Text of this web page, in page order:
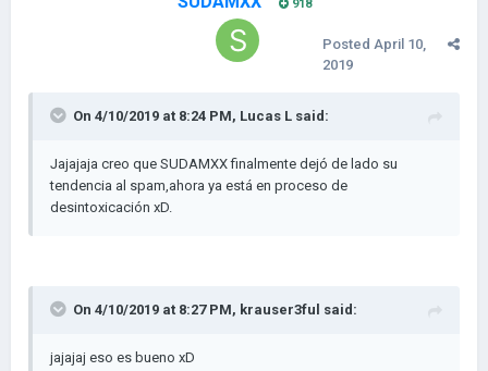
918
Posted April 10,
2019
On 4/10/2019 at 8:24 PM, Lucas L said:
Jajajaja creo que SUDAMXX finalmente dejó de lado su
tendencia al spam,ahora ya está en proceso de
desintoxicación xD.
On 4/10/2019 at 8:27 PM, krauser3ful said:
jajajaj eso es bueno xD